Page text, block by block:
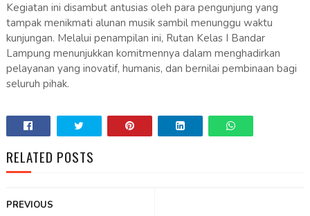
Kegiatan ini disambut antusias oleh para pengunjung yang
tampak menikmati alunan musik sambil menunggu waktu
kunjungan. Melalui penampilan ini, Rutan Kelas I Bandar
Lampung menunjukkan komitmennya dalam menghadirkan
pelayanan yang inovatif, humanis, dan bernilai pembinaan bagi
seluruh pihak.
RELATED POSTS
PREVIOUS